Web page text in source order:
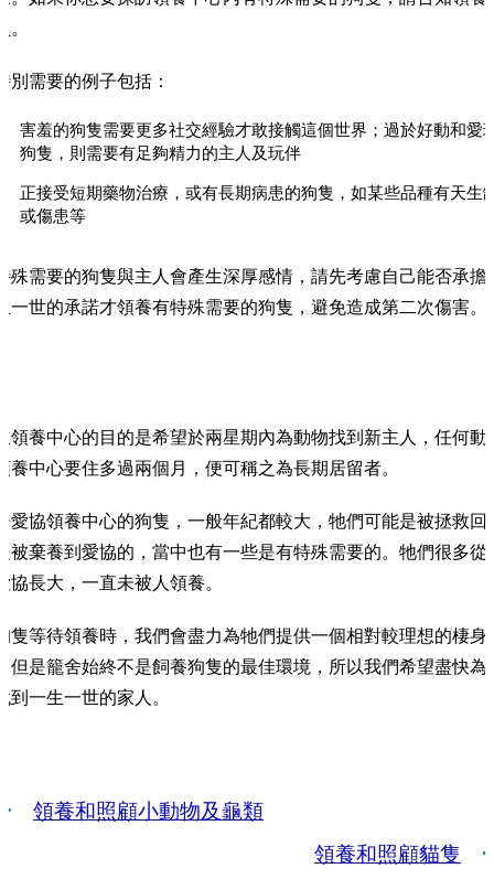
別需要的例子包括：
害羞的狗隻需要更多社交經驗才敢接觸這個世界；過於好動和愛
狗隻，則需要有足夠精力的主人及玩伴
正接受短期藥物治療，或有長期病患的狗隻，如某些品種有天生
或傷患等
殊需要的狗隻與主人會產生深厚感情，請先考慮自己能否承擔
一世的承諾才領養有特殊需要的狗隻，避免造成第二次傷害。
領養中心的目的是希望於兩星期內為動物找到新主人，任何動
養中心要住多過兩個月，便可稱之為長期居留者。
愛協領養中心的狗隻，一般年紀都較大，牠們可能是被拯救回
被棄養到愛協的，當中也有一些是有特殊需要的。牠們很多從
協長大，一直未被人領養。
隻等待領養時，我們會盡力為牠們提供一個相對較理想的棲身
但是籠舍始終不是飼養狗隻的最佳環境，所以我們希望盡快為
到一生一世的家人。
領養和照顧小動物及龜類
領養和照顧貓隻